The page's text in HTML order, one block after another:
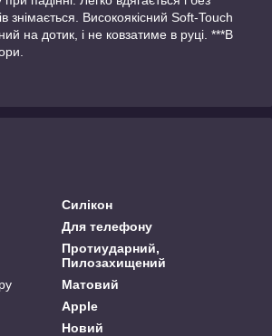
знімається. Високоякісний Soft-Touch
на дотик, і не ковзатиме в руці. ***В
Силікон
Для телефону
Протиударний,
Пилозахищений
Матовий
Apple
Новий